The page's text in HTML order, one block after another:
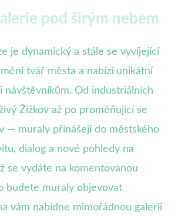
pod širým nebem
je dynamický a stále se vyvíjející
tvář města a nabízí unikátní
návštěvníkům. Od industriálních
Žižkov až po proměňující se
— muraly přinášejí do městského
dialog a nové pohledy na
se vydáte na komentovanou
budete muraly objevovat
vám nabídne mimořádnou galerii